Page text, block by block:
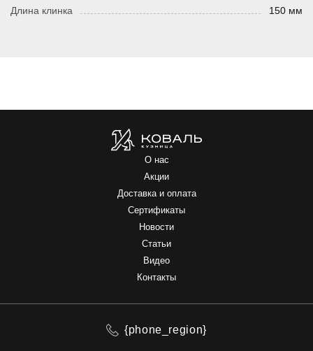
Длина клинка 150 мм
О нас
Акции
Доставка и оплата
Сертификаты
Новости
Статьи
Видео
Контакты
{phone_region}